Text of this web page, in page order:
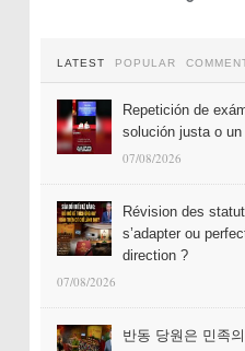
LATEST POPULAR
Repetición de
solución justa o
07/08/2026
Révision des
s’adapter ou
direction ?
07/08/2026
반동 당원은 민족